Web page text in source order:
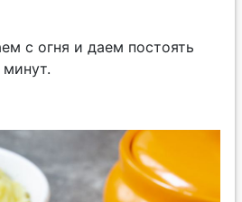
с огня и даем постоять